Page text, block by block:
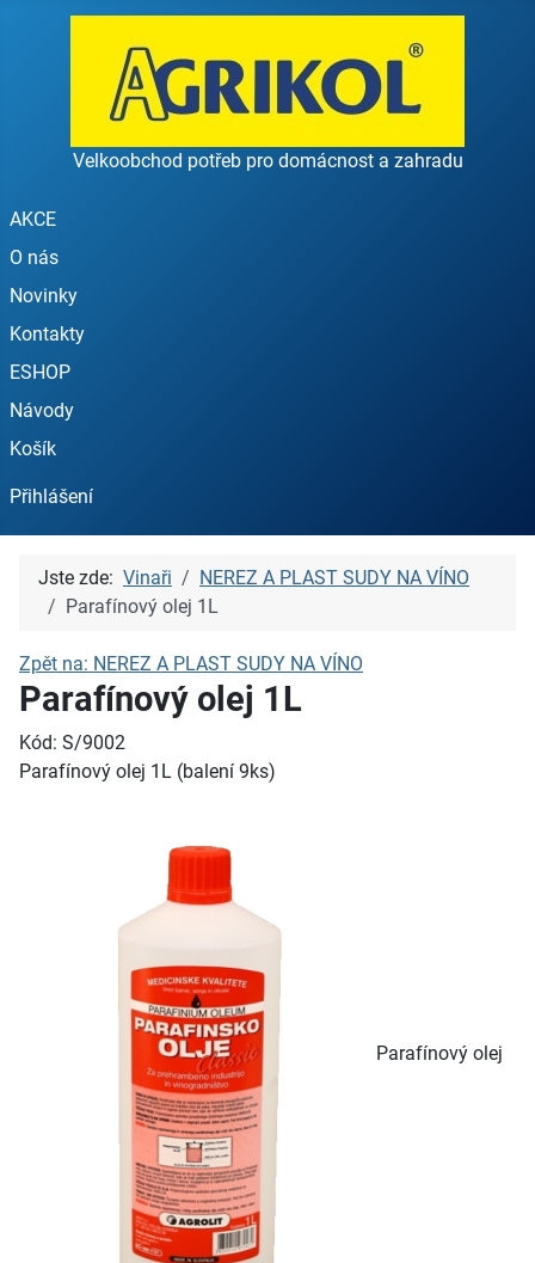
Velkoobchod potřeb pro domácnost a zahradu
AKCE
O nás
Novinky
Kontakty
ESHOP
Návody
Košík
Přihlášení
Jste zde: Vinaři
NEREZ A PLAST SUDY NA VÍNO
Parafínový olej 1L
Zpět na: NEREZ A PLAST SUDY NA VÍNO
Parafínový olej 1L
Kód: S/9002
Parafínový olej 1L (balení 9ks)
Parafínový olej